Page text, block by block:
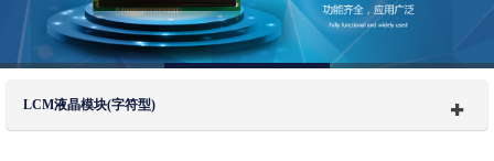
LCM液晶模块(字符型)